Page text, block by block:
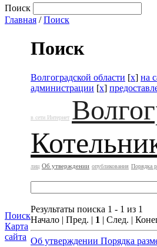
Поиск
Главная /Поиск
Поиск
Карта
сайта
Поиск
Волгоградской области [x] на
администрации [x]
в сети Интернет
лиц Об утверждении опубликования Порядка
Результаты поиска 1 - 1 из 1
Начало | Пред. | 1 | След. |
Об утверждении Порядка